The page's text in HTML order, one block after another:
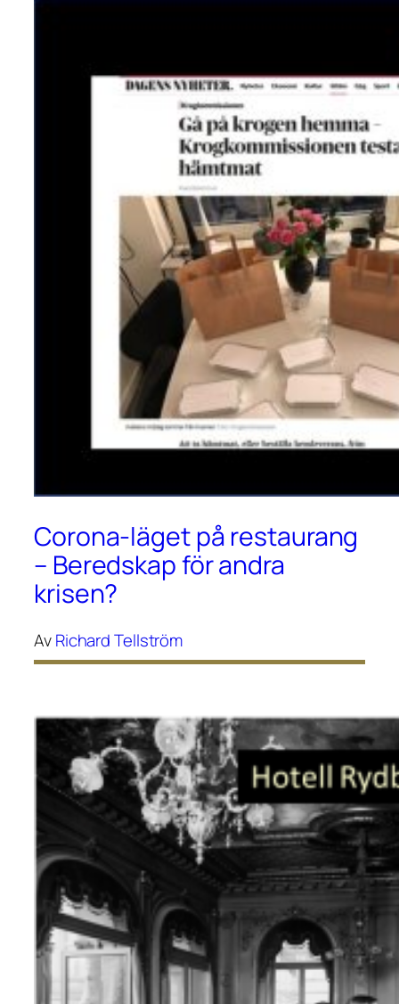
Corona-läget på restaurang
– Beredskap för andra
krisen?
AvRichard Tellström